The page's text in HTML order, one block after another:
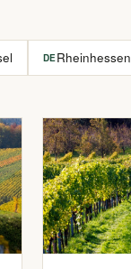
DE Rheinhessen